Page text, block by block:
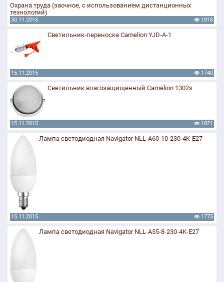
Охрана труда (заочное, с использованием дистанционных
технологий)
30.11.2015 1818
Светильник-переноска Camelion YJD-A-1
15.11.2015 1740
Светильник влагозащищенный Camelion 1302s
15.11.2015 1821
Лампа светодиодная Navigator NLL-A60-10-230-4K-E27
15.11.2015 1775
Лампа светодиодная Navigator NLL-A55-8-230-4K-E27